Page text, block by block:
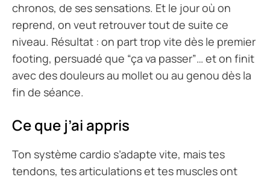
chronos, de ses sensations. Et le jour où on
reprend, on veut retrouver tout de suite ce
niveau. Résultat : on part trop vite dès le premier
footing, persuadé que “ça va passer”… et on finit
avec des douleurs au mollet ou au genou dès la
fin de séance.
Ce que j’ai appris
Ton système cardio s’adapte vite, mais tes
tendons, tes articulations et tes muscles ont